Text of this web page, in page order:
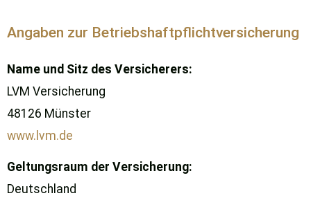
Angaben zur Betriebshaftpflichtversicherung
Name und Sitz des Versicherers:
LVM Versicherung
48126 Münster
www.lvm.de
Geltungsraum der Versicherung:
Deutschland